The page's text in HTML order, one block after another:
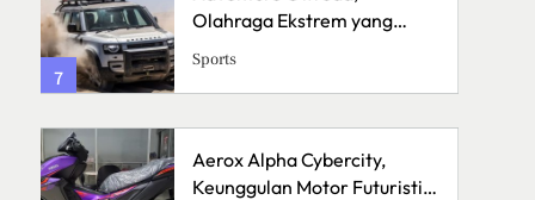
7
Olahraga Ekstrem yang
Sports
Aerox Alpha Cybercity,
Keunggulan Motor Futuristik